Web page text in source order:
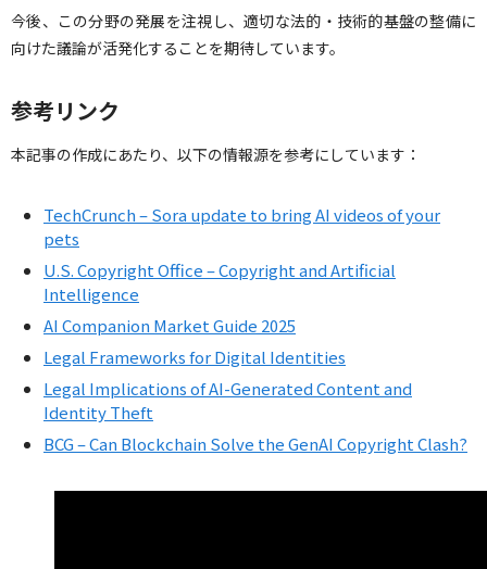
今後、この分野の発展を注視し、適切な法的・技術的基盤の整備に
向けた議論が活発化することを期待しています。
参考リンク
本記事の作成にあたり、以下の情報源を参考にしています：
TechCrunch – Sora update to bring AI videos of your
pets
U.S. Copyright Office – Copyright and Artificial
Intelligence
AI Companion Market Guide 2025
Legal Frameworks for Digital Identities
Legal Implications of AI-Generated Content and
Identity Theft
BCG – Can Blockchain Solve the GenAI Copyright Clash?